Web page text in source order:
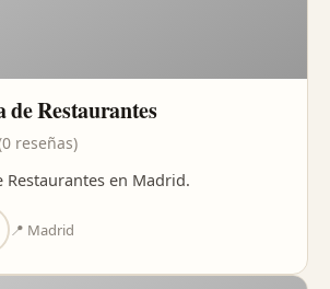
Restaurantes
reseñas)
Restaurantes en Madrid.
📍 Madrid